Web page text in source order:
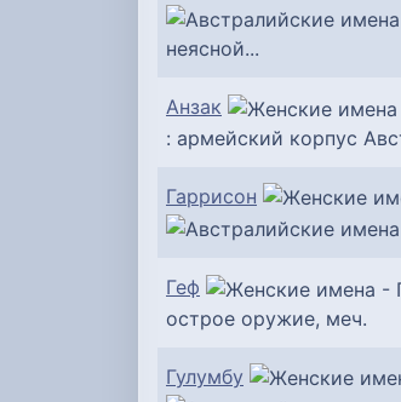
неясной...
Анзак
: армейский корпус
Гаррисон
Геф
острое оружие, меч.
Гулумбу